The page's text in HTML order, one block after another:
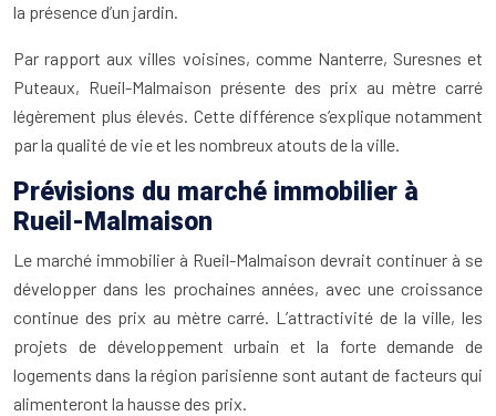
la présence d’un jardin.
Par rapport aux villes voisines, comme Nanterre, Suresnes et
Puteaux, Rueil-Malmaison présente des prix au mètre carré
légèrement plus élevés. Cette différence s’explique notamment
par la qualité de vie et les nombreux atouts de la ville.
Prévisions du marché immobilier à
Rueil-Malmaison
Le marché immobilier à Rueil-Malmaison devrait continuer à se
développer dans les prochaines années, avec une croissance
continue des prix au mètre carré. L’attractivité de la ville, les
projets de développement urbain et la forte demande de
logements dans la région parisienne sont autant de facteurs qui
alimenteront la hausse des prix.